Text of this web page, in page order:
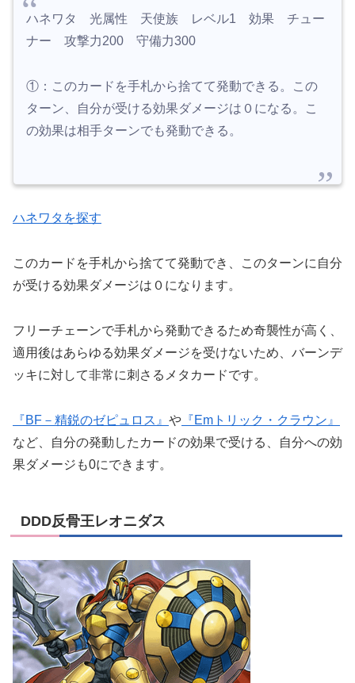
ハネワタ 光属性 天使族 レベル1 効果 チュー
ナー 攻撃力200 守備力300
①：このカードを手札から捨てて発動できる。この
ターン、自分が受ける効果ダメージは０になる。こ
の効果は相手ターンでも発動できる。
ハネワタを探す
このカードを手札から捨てて発動でき、このターンに自分
が受ける効果ダメージは０になります。
フリーチェーンで手札から発動できるため奇襲性が高く、
適用後はあらゆる効果ダメージを受けないため、バーンデ
ッキに対して非常に刺さるメタカードです。
『BF－精鋭のゼピュロス』 や 『Emトリック・クラウン』
など、自分の発動したカードの効果で受ける、自分への効
果ダメージも0にできます。
DDD反骨王レオニダス